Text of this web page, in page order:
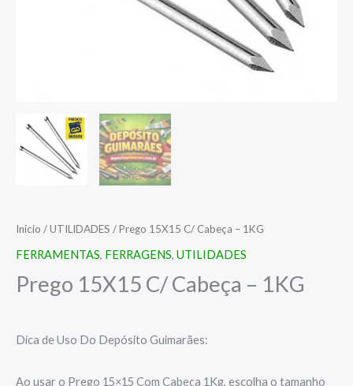
Início /UTILIDADES / Prego 15X15 C/ Cabeça – 1KG
FERRAMENTAS, FERRAGENS, UTILIDADES
Prego 15X15 C/ Cabeça – 1KG
Dica de Uso Do Depósito Guimarães:
Ao usar o Prego 15×15 Com Cabeça 1Kg, escolha o tamanho